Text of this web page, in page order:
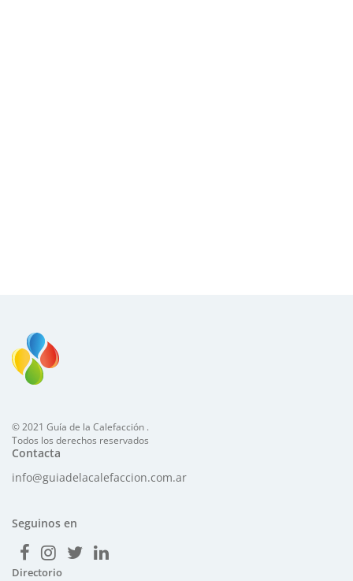
© 2021 Guía de la Calefacción .
Todos los derechos reservados
Contacta
info@guiadelacalefaccion.com.ar
Seguinos en
Directorio